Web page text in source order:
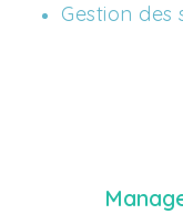
Gestion des